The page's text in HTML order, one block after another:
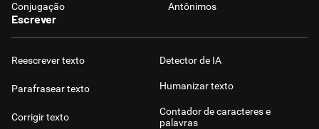
Conjugação Antônimos
Escrever
Reescrever texto
Parafrasear texto
Corrigir texto
Detector de IA
Humanizar texto
Contador de caracteres e
palavras